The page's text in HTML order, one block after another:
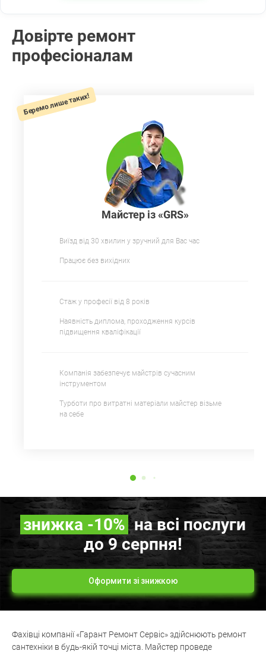
Довірте ремонт
професіоналам
Майстер із «GRS»
Виїзд від 30 хвилин у зручний для Вас час
Працює без вихідних
Стаж у професії від 8 років
Наявність диплома, проходження курсів
підвищення кваліфікації
Компанія забезпечує майстрів сучасним
інструментом
Турботи про витратні матеріали майстер візьме
на себе
Беремо лише таких!
знижка -10% на всі послуги
до 9 серпня!
Оформити зі знижкою
Фахівці компанії «Гарант Ремонт Сервіс» здійснюють ремонт
сантехніки в будь-якій точці міста. Майстер проведе